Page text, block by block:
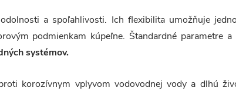
a spoľahlivosti. Ich flexibilita umožňuje
podmienkam kúpeľne. Štandardné parametre a
systémov.
korozívnym vplyvom vodovodnej vody a dlhú